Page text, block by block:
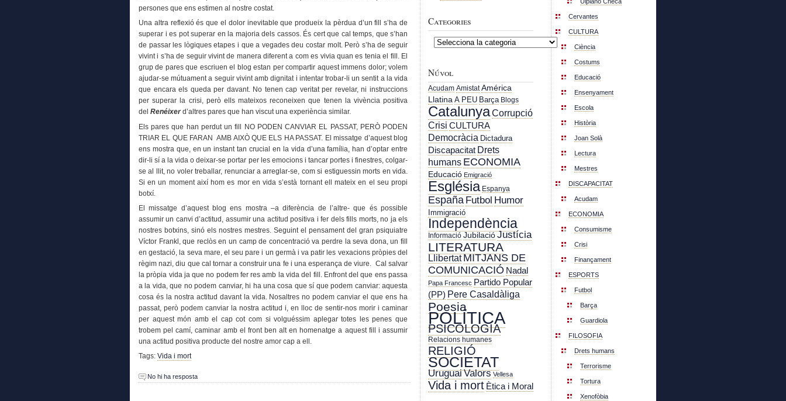
persones que ens estimen al nostre costat.
Una altra reflexió és que el dolor inevitable que produeix la pèrdua d’un fill s’ha de
superar i es pot superar en la majoria dels cassos. És cert que cal temps, que s’han
de passar les lògiques etapes i que a vegades deu costar molt. Però s’ha de seguir
vivint i s’ha de seguir vivint de manera diferent a com es vivia quan es tenia el fill. El
grup de pares que escriuen el blog estan per compartir aquest immens dolor; volem
ajudar-se mútuament a seguir vivint amb dignitat i intentar trobar-li un sentit a la vida
que encara els queda per davant. No tenen cap veritat per revelar, ni instruccions
per superar la crisi, però ells mateixos reconeixen que tenen la vivència positiva
del Renéixerd’altres pares que han viscut una experiència similar.
Els pares que han perdut un fill NO PODEN CANVIAR EL PASSAT, PERÒ PODEN
TRIAR EL QUE FARAN AMB AIXÒ QUE ELS HA PASSAT. El missatge d’aquest blog
ens mostra que, en un instant tan crucial en la vida d’una família, han d’optar entre
dir-li sí a la vida o deixar-se portar per les emocions i tancar portes i finestres, colgar-
se al llit, no voler treballar, renunciar a arreglar-se, com si estiguessin morts en vida.
Si en un moment així hom es mor en vida s’està tornant ell mateix en el seu propi
botxí.
El missatge d’aquest blog ens mostra –a diferència de l’altre- que és possible
assumir un canvi d’actitud, assumir una actitud positiva i fer dels fills morts, no ja els
nostres botxins, sinó els nostres mestres. Seguint el pensament del gran psiquiatre
Víctor Frankl, que reclòs en un camp de concentració va perdre la seva dona, un fill
en gestació, la seva mare, el seu pare i un germà i va patir les vexacions pròpies del
règim nazi, diu que cal tornar a construir una fe i una esperança de viure. Cal salvar
la pròpia vida ja que no podem fer res amb la vida del fill. Enfront del que ens passa
a la vida, que no podem canviar, hi ha una cosa que sí que podem canviar: aquesta
cosa és la nostra actitud davant la vida. Nosaltres no podem canviar el que ens ha
passat, però podem canviar la nostra actitud i, en lloc de sentir-nos morir i caminar
per aquest món amb el cap cot com si volguéssim aplegar totes les penes que
trobem pel camí, caminar amb el front ben alt en homenatge a aquest fill i assumir
una actitud positiva producte del nostre amor cap a ell.
Tags: Vida i mort
No hi ha resposta
Categories
Categories
Núvol
Acudam Amistat América
Llatina A PEU Barça Blogs
CatalunyaCorrupció
Crisi CULTURA
Democràcia Dictadura
Discapacitat Drets
humans ECONOMIA
Educació Emigració
Església Espanya
España Futbol Humor
Immigració
Independència
Informació JubilacióJustícia
LITERATURA
LlibertatMITJANS DE
COMUNICACIÓ Nadal
Papa Francesc Partido Popular
(PP) Pere Casaldàliga
Poesia
POLÍTICA
PSICOLOGIA
Relacions humanes
RELIGIÓ
SOCIETAT
Uruguai Valors Vellesa
Vida i mort Ètica i Moral
Cervantes
CULTURA
Ciència
Costums
Educació
Ensenyament
Escola
Història
Joan Solà
Lectura
Mestres
DISCAPACITAT
Acudam
ECONOMIA
Consumisme
Crisi
Finançament
ESPORTS
Futbol
Barça
Guardiola
FILOSOFIA
Drets humans
Terrorisme
Tortura
Xenofòbia